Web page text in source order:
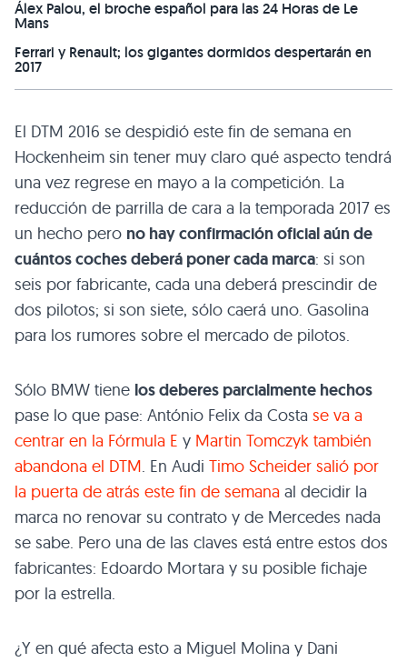
Álex Palou, el broche español para las 24 Horas de Le
Mans
Ferrari y Renault; los gigantes dormidos despertarán en
2017
El DTM 2016 se despidió este fin de semana en
Hockenheim sin tener muy claro qué aspecto tendrá
una vez regrese en mayo a la competición. La
reducción de parrilla de cara a la temporada 2017 es
un hecho pero no hay confirmación oficial aún de
cuántos coches deberá poner cada marca: si son
seis por fabricante, cada una deberá prescindir de
dos pilotos; si son siete, sólo caerá uno. Gasolina
para los rumores sobre el mercado de pilotos.
Sólo BMW tiene los deberes parcialmente hechos
pase lo que pase: António Felix da Costa se va a
centrar en la Fórmula E y Martin Tomczyk también
abandona el DTM. En Audi Timo Scheider salió por
la puerta de atrás este fin de semana al decidir la
marca no renovar su contrato y de Mercedes nada
se sabe. Pero una de las claves está entre estos dos
fabricantes: Edoardo Mortara y su posible fichaje
por la estrella.
¿Y en qué afecta esto a Miguel Molina y Dani